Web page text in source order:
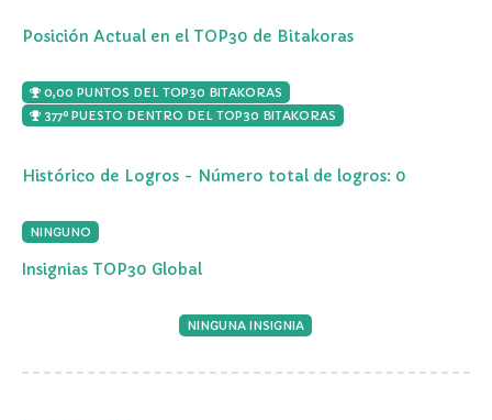
Posición Actual en el TOP30 de Bitakoras
0,00 PUNTOS DEL TOP30 BITAKORAS
377º PUESTO DENTRO DEL TOP30 BITAKORAS
Histórico de Logros - Número total de logros: 0
NINGUNO
Insignias TOP30 Global
NINGUNA INSIGNIA